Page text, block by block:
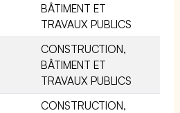
BÂTIMENT ET
TRAVAUX PUBLICS
CONSTRUCTION,
BÂTIMENT ET
TRAVAUX PUBLICS
CONSTRUCTION,